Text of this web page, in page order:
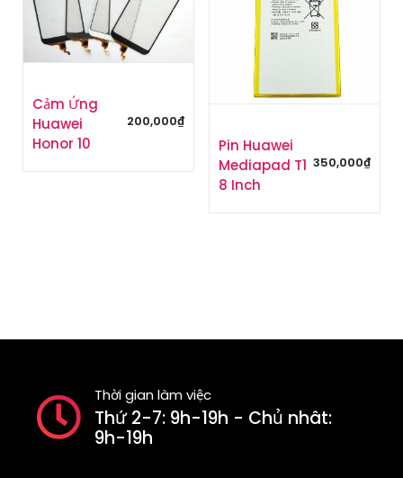
Cảm Ứng
Huawei
Honor 10
200,000₫
Pin Huawei
Mediapad T1
8 Inch
350,000₫
Thời gian làm việc
Thứ 2-7: 9h-19h - Chủ nhât:
9h-19h